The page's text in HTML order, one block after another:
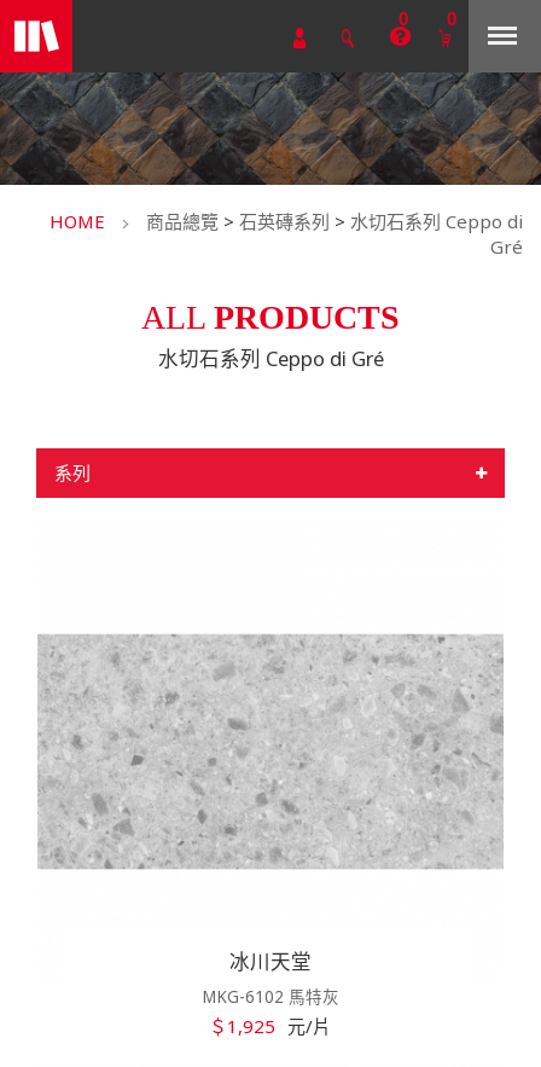
0 0
ALL PRODUCTS
水切石系列 Ceppo di Gré
HOME 商品總覽 > 石英磚系列 > 水切石系列 Ceppo di
Gré
系列
冰川天堂
MKG-6102 馬特灰
＄1,925 元/片